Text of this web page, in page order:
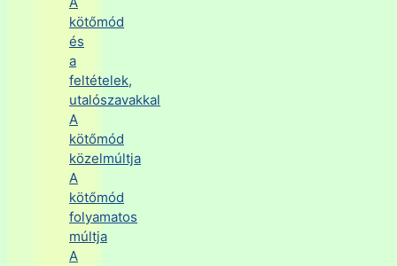
kötőmód
és
a
feltételek,
utalószavakkal
A
kötőmód
közelmúltja
A
kötőmód
folyamatos
múltja
A